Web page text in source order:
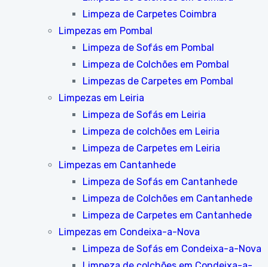
Limpeza de Carpetes Coimbra
Limpezas em Pombal
Limpeza de Sofás em Pombal
Limpeza de Colchões em Pombal
Limpezas de Carpetes em Pombal
Limpezas em Leiria
Limpeza de Sofás em Leiria
Limpeza de colchões em Leiria
Limpeza de Carpetes em Leiria
Limpezas em Cantanhede
Limpeza de Sofás em Cantanhede
Limpeza de Colchões em Cantanhede
Limpeza de Carpetes em Cantanhede
Limpezas em Condeixa-a-Nova
Limpeza de Sofás em Condeixa-a-Nova